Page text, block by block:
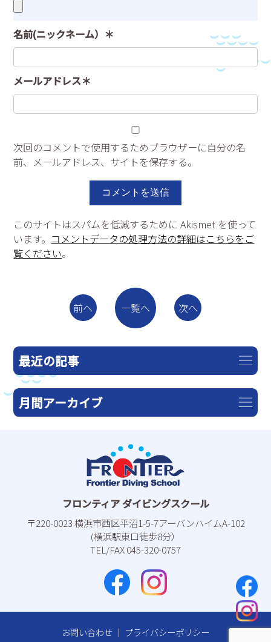
名前(ニックネーム）＊
メールアドレス＊
次回のコメントで使用するためブラウザーに自分の名
前、メールアドレス、サイトを保存する。
このサイトはスパムを低減するために Akismet を使って
います。 コメントデータの処理方法の詳細はこちらをご
覧ください。
前へ 一覧へ 次へ
最近の記事
月間アーカイブ
フロンティア ダイビングスクール
〒220-0023 横浜市⻄区平沼1-5-7アーバンハイムA-102
(横浜駅東⼝徒歩8分）
TEL/FAX 045-320-0757
お問い合わせ ｜ プライバシーポリシー